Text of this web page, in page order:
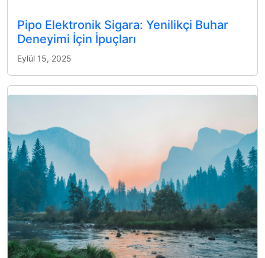
Pipo Elektronik Sigara: Yenilikçi Buhar
Deneyimi İçin İpuçları
Eylül 15, 2025